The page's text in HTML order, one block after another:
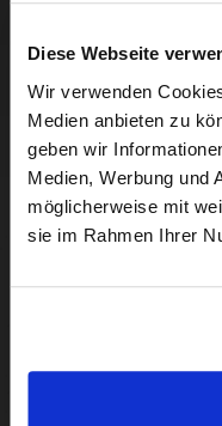
Diese Webseite
Wir verwenden
Medien anbieten zu
geben wir
Medien, Werbung und
möglicherweise mit
sie im Rahmen Ihrer
REGINA
TRIEBAUMER
NEUEGASSE 18,
7071 RUST
8797